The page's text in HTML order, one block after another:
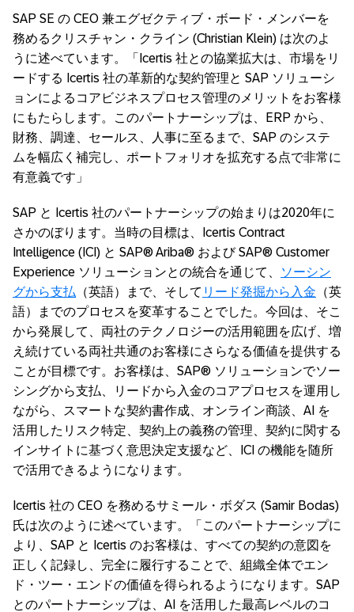
SAP SE の CEO 兼エグゼクティブ・ボード・メンバーを
務めるクリスチャン・クライン (Christian Klein) は次のよ
うに述べています。「Icertis 社との協業拡大は、市場をリ
ードする Icertis 社の革新的な契約管理と SAP ソリューシ
ョンによるコアビジネスプロセス管理のメリットをお客様
にもたらします。このパートナーシップは、ERP から、
財務、調達、セールス、人事に至るまで、SAP のシステ
ムを幅広く補完し、ポートフォリオを拡充する点で非常に
有意義です」
SAP と Icertis 社のパートナーシップの始まりは2020年に
さかのぼります。当時の目標は、Icertis Contract
Intelligence (ICI) と SAP® Ariba® および SAP® Customer
Experience ソリューションとの統合を通じて、
ソーシン
グから支払 （英語）まで、そして リード発掘から入金 （英
語）までのプロセスを変革することでした。今回は、そこ
から発展して、両社のテクノロジーの活用範囲を広げ、増
え続けている両社共通のお客様にさらなる価値を提供する
ことが目標です。お客様は、SAP® ソリューションでソー
シングから支払、リードから入金のコアプロセスを運用し
ながら、スマートな契約書作成、オンライン商談、AI を
活用したリスク特定、契約上の義務の管理、契約に関する
インサイトに基づく意思決定支援など、ICI の機能を随所
で活用できるようになります。
Icertis 社の CEO を務めるサミール・ボダス (Samir Bodas)
氏は次のように述べています。「このパートナーシップに
より、SAP と Icertis のお客様は、すべての契約の意図を
正しく記録し、完全に履行することで、組織全体でエン
ド・ツー・エンドの価値を得られるようになります。SAP
とのパートナーシップは、AI を活用した最高レベルのコ